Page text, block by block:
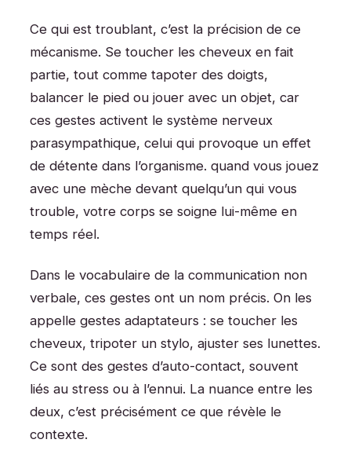
Ce qui est troublant, c’est la précision de ce
mécanisme. Se toucher les cheveux en fait
partie, tout comme tapoter des doigts,
balancer le pied ou jouer avec un objet, car
ces gestes activent le système nerveux
parasympathique, celui qui provoque un effet
de détente dans l’organisme. quand vous jouez
avec une mèche devant quelqu’un qui vous
trouble, votre corps se soigne lui-même en
temps réel.
Dans le vocabulaire de la communication non
verbale, ces gestes ont un nom précis. On les
appelle gestes adaptateurs : se toucher les
cheveux, tripoter un stylo, ajuster ses lunettes.
Ce sont des gestes d’auto-contact, souvent
liés au stress ou à l’ennui. La nuance entre les
deux, c’est précisément ce que révèle le
contexte.